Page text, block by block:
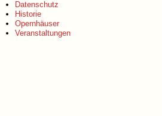
Datenschutz
Historie
Opernhäuser
Veranstaltungen